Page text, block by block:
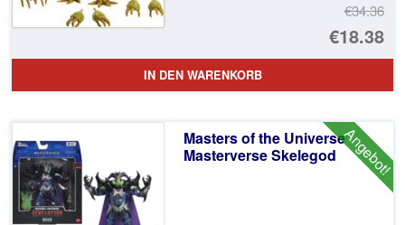
€34.36
€18.38
IN DEN WARENKORB
Angebot!
Masters of the Universe
Masterverse Skelegod